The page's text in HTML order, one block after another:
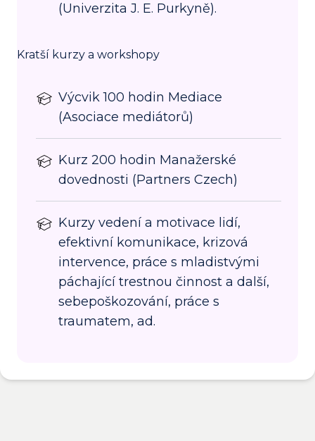
(Univerzita J. E. Purkyně).
Kratší kurzy a workshopy
Výcvik 100 hodin Mediace
(Asociace mediátorů)
Kurz 200 hodin Manažerské
dovednosti (Partners Czech)
Kurzy vedení a motivace lidí,
efektivní komunikace, krizová
intervence, práce s mladistvými
páchající trestnou činnost a další,
sebepoškozování, práce s
traumatem, ad.